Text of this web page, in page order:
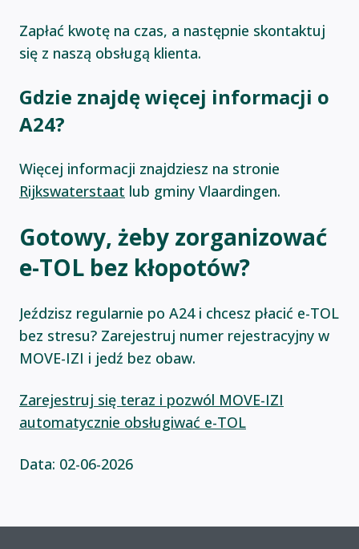
Zapłać kwotę na czas, a następnie skontaktuj
się z naszą obsługą klienta.
Gdzie znajdę więcej informacji o
A24?
Więcej informacji znajdziesz na stronie
Rijkswaterstaat lub gminy Vlaardingen.
Gotowy, żeby zorganizować
e-TOL bez kłopotów?
Jeździsz regularnie po A24 i chcesz płacić e-TOL
bez stresu? Zarejestruj numer rejestracyjny w
MOVE-IZI i jedź bez obaw.
Zarejestruj się teraz i pozwól MOVE-IZI
automatycznie obsługiwać e-TOL
Data: 02-06-2026